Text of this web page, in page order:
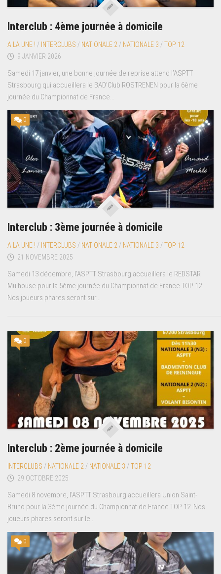
Interclub : 4ème journée à domicile
A LA UNE ! / INTERCLUBS / NATIONALE 2 / NATIONALE 3 / TOP 12
9 JANVIER 2026
Samedi 17 janvier, une bonne journée de reprise attend l’ASPTT
Strasbourg qui accueillera le BAD’Club ROSTRENEN pour la 6ème
journée du Championnat de France...
0
Interclub : 3ème journée à domicile
A LA UNE ! / INTERCLUBS / NATIONALE 2 / NATIONALE 3 / TOP 12
21 NOVEMBRE 2025
Samedi 13 décembre, l’ASPTT Strasbourg accueillera le REDSTAR
Mulhouse pour la 5ème journée du Championnat de France TOP 12.
Nos joueurs phares seront sur...
0
Interclub : 2ème journée à domicile
INTERCLUBS / NATIONALE 2 / NATIONALE 3 / TOP 12
29 OCTOBRE 2025
Samedi 8 novembre, l’ASPTT Strasbourg accueillera Union Saint-
Bruno pour la 3ème journée du Championnat de France TOP 12. Nos
joueurs phares seront sur le...
0